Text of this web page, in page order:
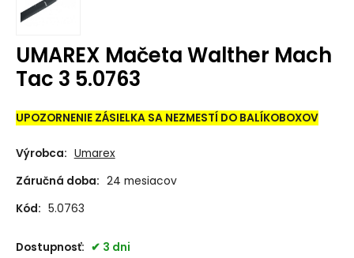
UMAREX Mačeta Walther Mach
Tac 3 5.0763
UPOZORNENIE ZÁSIELKA SA NEZMESTÍ DO BALÍKOBOXOV
Výrobca: Umarex
Záručná doba: 24 mesiacov
Kód: 5.0763
Dostupnosť: 3 dni